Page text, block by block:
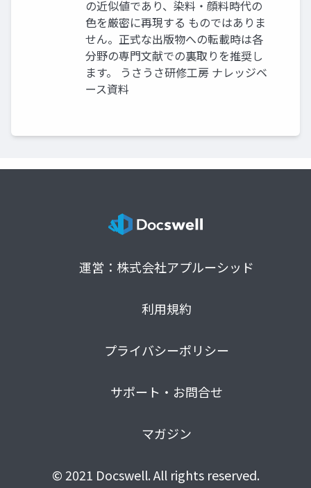
の近似値であり、染料・顔料時代の
色を厳密に再現する ものではありま
せん。正式な出版物への転載時は各
分野の専門文献での裏取りを推奨し
ます。 うさうさ研修工房 ナレッジベ
ース資料
運営：株式会社アプルーシッド
利用規約
プライバシーポリシー
サポート・お問合せ
マガジン
© 2021 Docswell. All rights reserved.